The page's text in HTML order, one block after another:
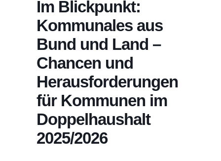
Im Blick­punkt:
Kommu­nales aus
Bund und Land –
Chancen und
Heraus­for­de­rungen
für Kommunen im
Doppel­haushalt
2025/2026